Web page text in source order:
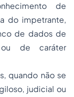
de
do impetrante,
de dados de
ou de caráter
quando não se
judicial ou